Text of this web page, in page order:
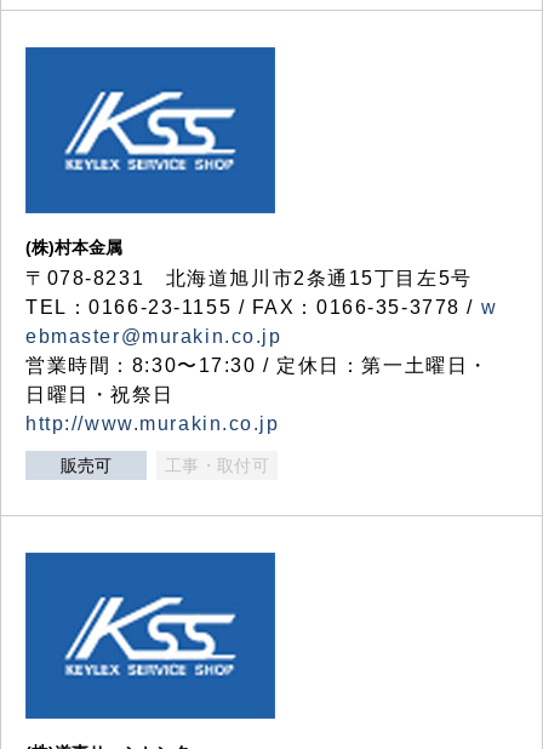
(株)村本金属
〒078-8231 北海道旭川市2条通15丁目左5号
TEL：0166-23-1155 / FAX：0166-35-3778 / w
ebmaster@murakin.co.jp
営業時間：8:30〜17:30 / 定休日：第一土曜日・
日曜日・祝祭日
http://www.murakin.co.jp
販売可 工事・取付可